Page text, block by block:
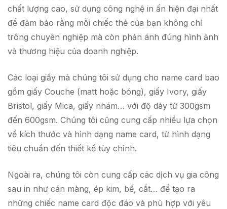
chất lượng cao, sử dụng công nghệ in ấn hiện đại nhất
để đảm bảo rằng mỗi chiếc thẻ của bạn không chỉ
trông chuyên nghiệp mà còn phản ánh đúng hình ảnh
và thương hiệu của doanh nghiệp.
Các loại giấy mà chúng tôi sử dụng cho name card bao
gồm giấy Couche (matt hoặc bóng), giấy Ivory, giấy
Bristol, giấy Mica, giấy nhám… với độ dày từ 300gsm
đến 600gsm. Chúng tôi cũng cung cấp nhiều lựa chọn
về kích thước và hình dạng name card, từ hình dạng
tiêu chuẩn đến thiết kế tùy chỉnh.
Ngoài ra, chúng tôi còn cung cấp các dịch vụ gia công
sau in như cán màng, ép kim, bế, cắt… để tạo ra
những chiếc name card độc đáo và phù hợp với yêu